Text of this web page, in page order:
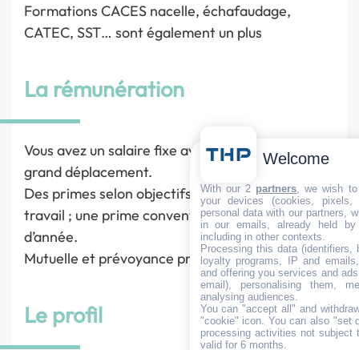
Formations CACES nacelle, échafaudage,
CATEC, SST… sont également un plus
La rémunération
Vous avez un salaire fixe avec des indemnités de
grand déplacement.
Des primes selon objectifs ou conditions de
travail ; une prime conventionnelle de fin
d’année.
Mutuelle et prévoyance prise en charge à 100 %.
Le profil
Welcome
With our 2 partners, we wish to
your devices (cookies,
personal data with our partners,
in our emails, already held
including in other contexts.
Processing this data (identifiers,
loyalty programs, IP and
and offering you services and
email), personalising them,
analysing audiences.
You can "accept all" and
"cookie" icon. You can also "set
processing activities not subject
valid for 6 months.